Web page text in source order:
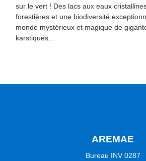
sur le vert ! Des lacs aux eaux
forestières et une biodiversité
monde mystérieux et magique de
karstiques…
AREMAE
Bureau INV 0287